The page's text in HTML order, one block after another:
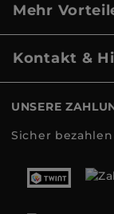
Mehr
Kontakt &
UNSERE
Sicher